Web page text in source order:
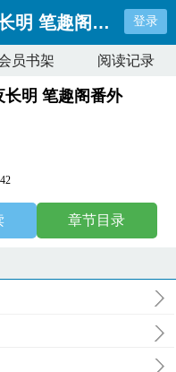
明 笔趣阁番外 登录
员书架 阅读记录
明 笔趣阁番外
章节目录